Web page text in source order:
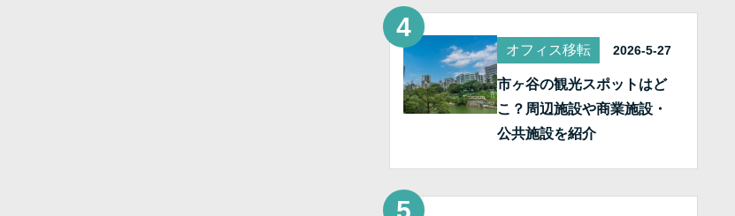
オフィス移転 2026-5-27
市ヶ谷の観光スポットはど
こ？周辺施設や商業施設・
公共施設を紹介